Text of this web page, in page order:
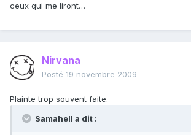
ceux qui me liront…
Nirvana
Posté 19 novembre 2009
Plainte trop souvent faite.
Samahell a dit :